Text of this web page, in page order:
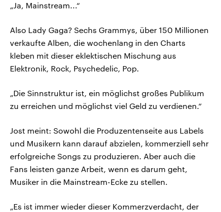
„Ja, Mainstream...“
Also Lady Gaga? Sechs Grammys, über 150 Millionen
verkaufte Alben, die wochenlang in den Charts
kleben mit dieser eklektischen Mischung aus
Elektronik, Rock, Psychedelic, Pop.
„Die Sinnstruktur ist, ein möglichst großes Publikum
zu erreichen und möglichst viel Geld zu verdienen.“
Jost meint: Sowohl die Produzentenseite aus Labels
und Musikern kann darauf abzielen, kommerziell sehr
erfolgreiche Songs zu produzieren. Aber auch die
Fans leisten ganze Arbeit, wenn es darum geht,
Musiker in die Mainstream-Ecke zu stellen.
„Es ist immer wieder dieser Kommerzverdacht, der